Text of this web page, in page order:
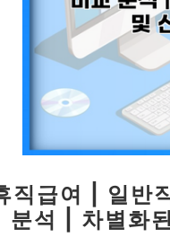
직급여 | 일반
분석 | 차별화